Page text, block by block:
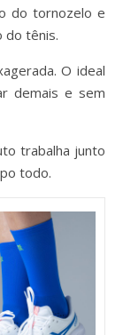
do tornozelo e
do tênis.
O ideal
demais e sem
trabalha junto
todo.